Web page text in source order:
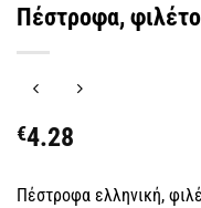
Πέστροφα,
€4.28
Πέστροφα ελληνική,